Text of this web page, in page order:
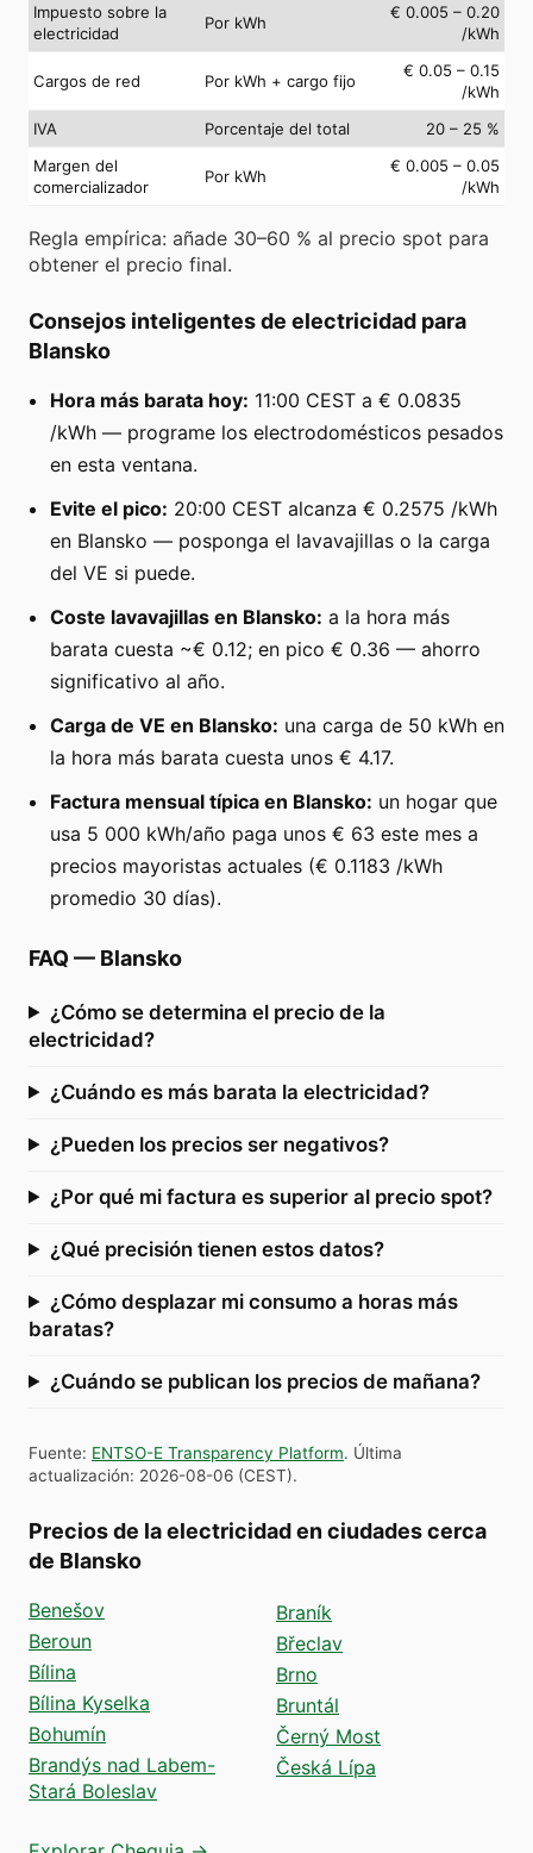
Impuesto sobre la
electricidad
Por kWh
€ 0.005 – 0.20
/kWh
Cargos de red Por kWh + cargo fijo
€ 0.05 – 0.15
/kWh
IVA
Porcentaje del total
20 – 25 %
Margen del
comercializador
Por kWh
€ 0.005 – 0.05
/kWh
Regla empírica: añade 30–60 % al precio spot para
obtener el precio final.
Consejos inteligentes de electricidad para
Blansko
Hora más barata hoy: 11:00 CEST a € 0.0835
/kWh — programe los electrodomésticos pesados
en esta ventana.
Evite el pico: 20:00 CEST alcanza € 0.2575 /kWh
en Blansko — posponga el lavavajillas o la carga
del VE si puede.
Coste lavavajillas en Blansko: a la hora más
barata cuesta ~€ 0.12; en pico € 0.36 — ahorro
significativo al año.
Carga de VE en Blansko: una carga de 50 kWh en
la hora más barata cuesta unos € 4.17.
Factura mensual típica en Blansko: un hogar que
usa 5 000 kWh/año paga unos € 63 este mes a
precios mayoristas actuales (€ 0.1183 /kWh
promedio 30 días).
FAQ — Blansko
¿Cómo se determina el precio de la
electricidad?
¿Cuándo es más barata la electricidad?
¿Pueden los precios ser negativos?
¿Por qué mi factura es superior al precio spot?
¿Qué precisión tienen estos datos?
¿Cómo desplazar mi consumo a horas más
baratas?
¿Cuándo se publican los precios de mañana?
Fuente: ENTSO-E Transparency Platform. Última
actualización: 2026-08-06 (CEST).
Precios de la electricidad en ciudades cerca
de Blansko
Benešov
Beroun
Bílina
Bílina Kyselka
Bohumín
Brandýs nad Labem-
Stará Boleslav
Braník
Břeclav
Brno
Bruntál
Černý Most
Česká Lípa